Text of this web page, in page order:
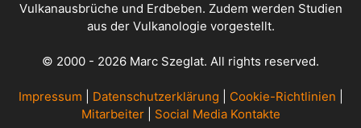
Vulkanausbrüche und Erdbeben. Zudem werden Studien
aus der Vulkanologie vorgestellt.
© 2000 - 2026 Marc Szeglat. All rights reserved.
Impressum Datenschutzerklärung Cookie-Richtlinien
Mitarbeiter| Social Media Kontakte